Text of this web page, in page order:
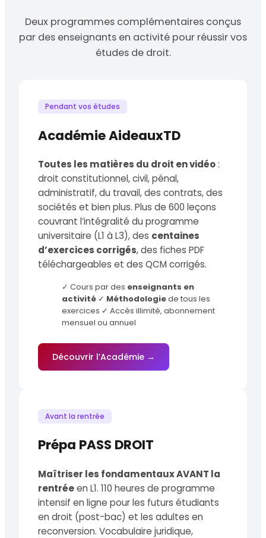
Deux programmes complémentaires conçus
par des enseignants en activité pour réussir vos
études de droit.
Pendant vos études
Académie AideauxTD
Toutes les matières du droit en vidéo:
droit constitutionnel, civil, pénal,
administratif, du travail, des contrats, des
sociétés et bien plus. Plus de 600 leçons
couvrant l’intégralité du programme
universitaire (L1 à L3), des centaines
d’exercices corrigés, des fiches PDF
téléchargeables et des QCM corrigés.
✓ Cours par des enseignants en
activité ✓ Méthodologiede tous les
exercices ✓ Accès illimité, abonnement
mensuel ou annuel
Découvrir l’Académie →
Avant la rentrée
Prépa PASS DROIT
Maîtriser les fondamentaux AVANT la
rentréeen L1. 110 heures de programme
intensif en ligne pour les futurs étudiants
en droit (post-bac) et les adultes en
reconversion. Vocabulaire juridique,